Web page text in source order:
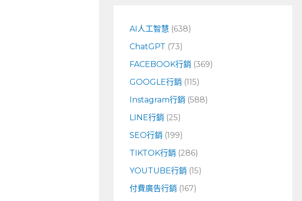
字
:
AI人工智慧 (638)
ChatGPT (73)
FACEBOOK行銷 (369)
GOOGLE行銷 (115)
Instagram行銷 (588)
LINE行銷 (25)
SEO行銷 (199)
TIKTOK行銷 (286)
YOUTUBE行銷 (15)
付費廣告行銷 (167)